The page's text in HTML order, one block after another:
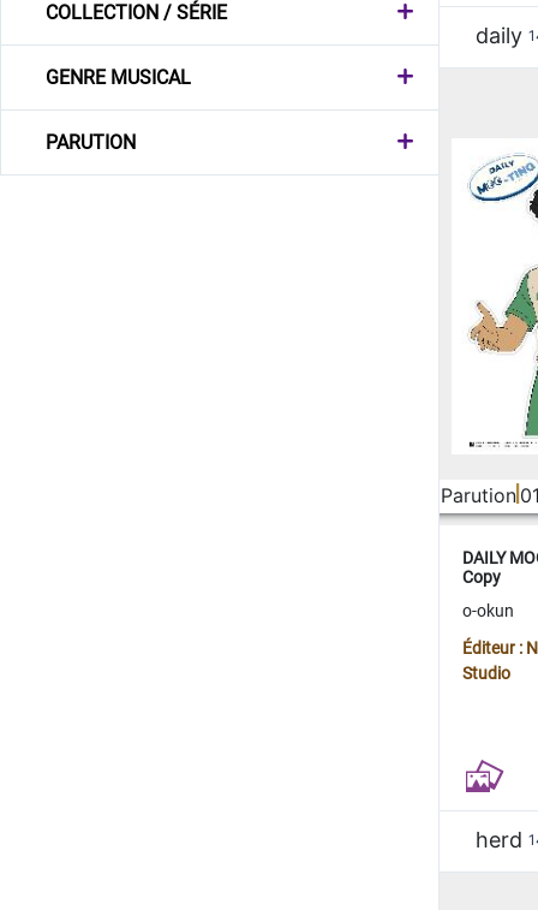
COLLECTION / SÉRIE
GENRE MUSICAL
PARUTION
daily
Parution
DAILY
Copy
o-okun
Éditeur :
Studio
herd